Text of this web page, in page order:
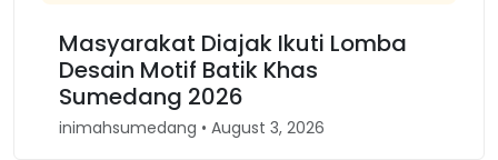
Masyarakat Diajak Ikuti Lomba
Desain Motif Batik Khas
Sumedang 2026
inimahsumedang • August 3, 2026